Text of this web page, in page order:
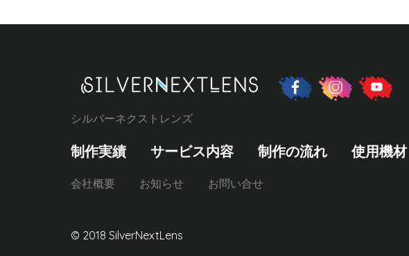
シルバーネクストレンズ
制作実績 サービス内容 制作の流れ 使用機材
会社概要 お知らせ お問い合せ
© 2018 SilverNextLens